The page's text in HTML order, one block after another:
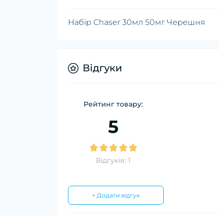
Набір Chaser 30мл 50мг Черешня
Відгуки
Рейтинг товару:
5
Відгуків: 1
+ Додати відгук